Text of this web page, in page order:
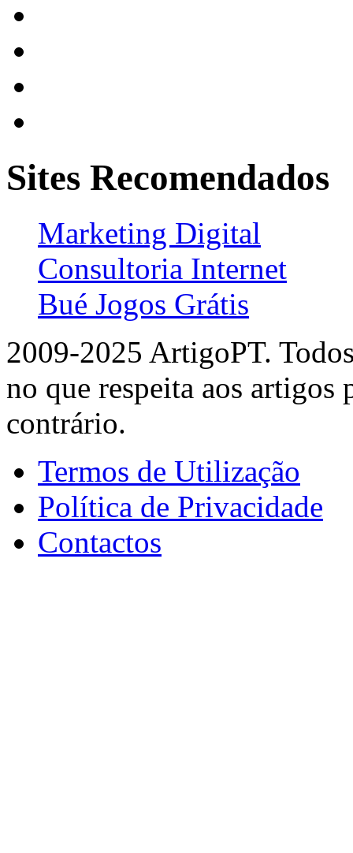
Sites Recomendados
Marketing Digital
Consultoria Internet
Bué Jogos Grátis
2009-2025 ArtigoPT.
no que respeita aos artigos
contrário.
Termos de Utilização
Política de Privacidade
Contactos